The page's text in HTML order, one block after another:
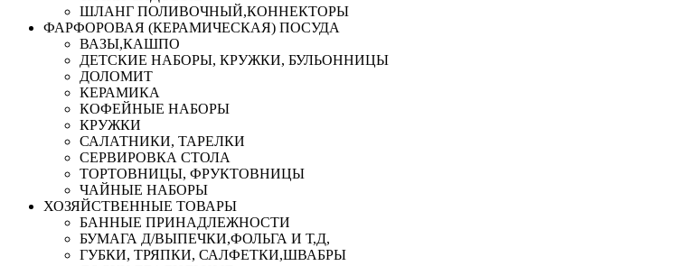
ШЛАНГ ПОЛИВОЧНЫЙ,КОННЕКТОРЫ
ФАРФОРОВАЯ (КЕРАМИЧЕСКАЯ) ПОСУДА
ВАЗЫ,КАШПО
ДЕТСКИЕ НАБОРЫ, КРУЖКИ, БУЛЬОННИЦЫ
ДОЛОМИТ
КЕРАМИКА
КОФЕЙНЫЕ НАБОРЫ
КРУЖКИ
САЛАТНИКИ, ТАРЕЛКИ
СЕРВИРОВКА СТОЛА
ТОРТОВНИЦЫ, ФРУКТОВНИЦЫ
ЧАЙНЫЕ НАБОРЫ
ХОЗЯЙСТВЕННЫЕ ТОВАРЫ
БАННЫЕ ПРИНАДЛЕЖНОСТИ
БУМАГА Д/ВЫПЕЧКИ,ФОЛЬГА И Т,Д,
ГУБКИ, ТРЯПКИ, САЛФЕТКИ,ШВАБРЫ